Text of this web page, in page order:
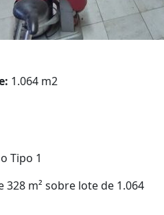
1.064 m2
Tipo 1
m² sobre lote de 1.064